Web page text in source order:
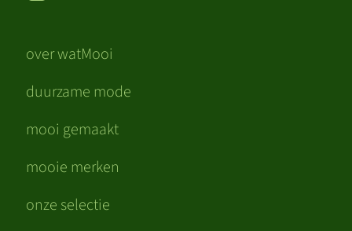
over watMooi
duurzame mode
mooi gemaakt
mooie merken
onze selectie